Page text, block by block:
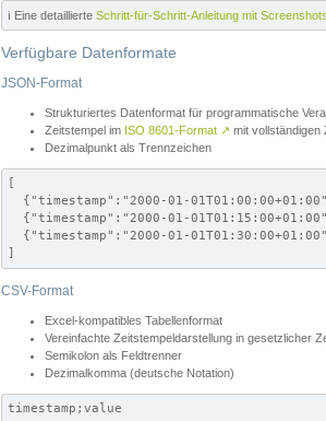
ℹ️ Eine detaillierte Schritt-für-Schritt-Anleitung mit Screenshots
Verfügbare Datenformate
JSON-Format
Strukturiertes Datenformat für programmatische
Zeitstempel im ISO 8601-Format ↗ mit vollständigen
Dezimalpunkt als Trennzeichen
[
{"timestamp":"2000-01-
{"timestamp":"2000-01-
{"timestamp":"2000-01-
]
CSV-Format
Excel-kompatibles Tabellenformat
Vereinfachte Zeitstempeldarstellung in gesetzlicher
Semikolon als Feldtrenner
Dezimalkomma (deutsche Notation)
timestamp;value